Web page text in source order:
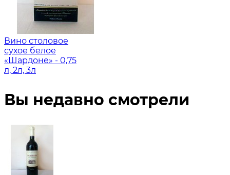
Вино столовое
сухое белое
«Шардоне» - 0,75
л, 2л, 3л
Вы недавно смотрели